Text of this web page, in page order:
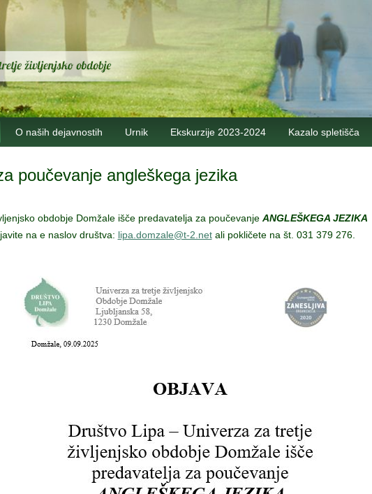
O naših dejavnostih Urnik Ekskurzije 2023-2024 Kazalo spletišča
poučevanje angleškega jezika
obdobje Domžale išče predavatelja za poučevanje ANGLEŠKEGA JEZIKA
na e naslov društva: lipa.domzale@t-2.netali pokličete na št. 031 379 276.